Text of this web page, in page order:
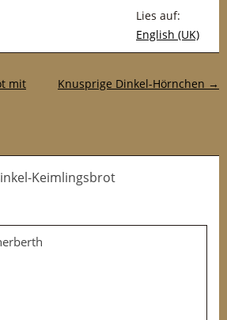
Lies auf:
English (UK)
mit
Knusprige Dinkel-Hörnchen →
Keimlingsbrot